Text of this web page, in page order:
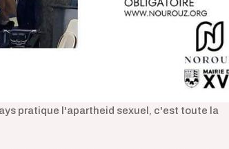
pratique l'apartheid sexuel, c'est toute la